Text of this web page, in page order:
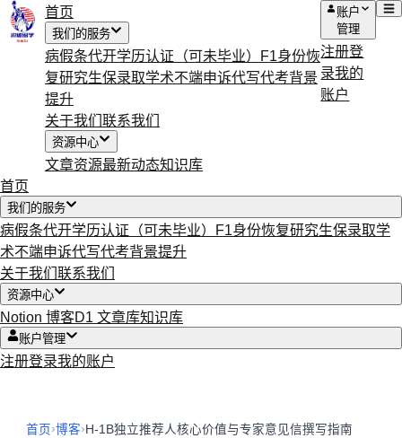
首页
我们的服务
病假条代开学历认证（可未毕业）
F1身份恢
复研究生保录取学术不端申诉代写代考背景
提升
关于我们 联系我们
资源中心
文章资源最新动态知识库
账户
管理
注册登
录我的
账户
首页
我们的服务
病假条代开学历认证（可未毕业） F1身份恢复研究生保录取学
术不端申诉代写代考背景提升
关于我们 联系我们
资源中心
Notion 博客D1 文章库知识库
账户管理
注册登录我的账户
首页 ›博客› H-1B独立推荐人核心价值与专家意见信撰写指南